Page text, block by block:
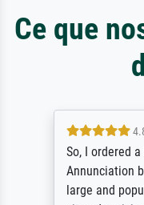
Ce que
So, I ordered
Annunciation
large and